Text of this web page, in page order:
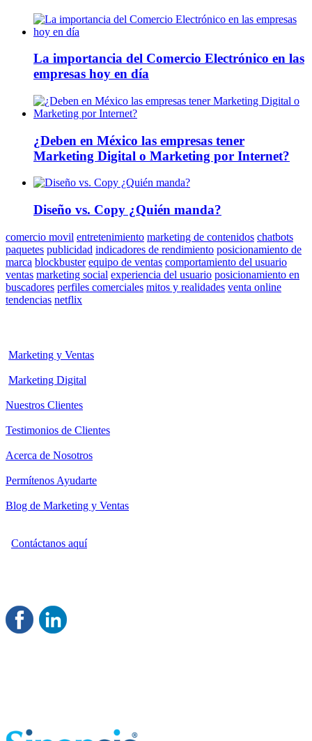
La importancia del Comercio Electrónico en las
empresas hoy en día
¿Deben en México las empresas tener
Marketing Digital o Marketing por Internet?
Diseño vs. Copy ¿Quién manda?
comercio movil entretenimiento marketing de contenidos chatbots
paquetes publicidad indicadores de rendimiento posicionamiento de
marca blockbuster equipo de ventas comportamiento del usuario
ventas marketing social experiencia del usuario posicionamiento en
buscadores perfiles comerciales mitos y realidades venta online
tendencias netflix
Marketing y Ventas
Marketing Digital
Nuestros Clientes
Testimonios de Clientes
Acerca de Nosotros
Permítenos Ayudarte
Blog de Marketing y Ventas
Contáctanos aquí